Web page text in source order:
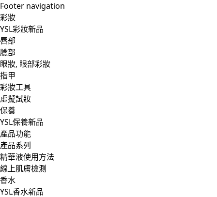
Footer navigation
彩妝
YSL彩妝新品
唇部
臉部
眼妝, 眼部彩妝
指甲
彩妝工具
虛擬試妝
保養
YSL保養新品
產品功能
產品系列
精華液使用方法
線上肌膚檢測
香水
YSL香水新品